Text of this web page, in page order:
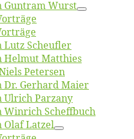
Gun­tram Wurst
Lutz Scheufler
Hel­mut Matthies
Petersen
Dr. Ger­hard Maier
Ul­rich Parzany
Win­rich Scheffbuch
Olaf Latzel